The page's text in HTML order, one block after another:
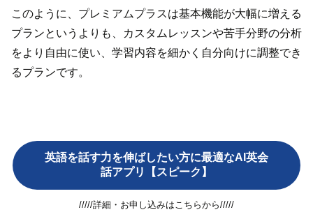
このように、プレミアムプラスは基本機能が大幅に増える
プランというよりも、カスタムレッスンや苦手分野の分析
をより自由に使い、学習内容を細かく自分向けに調整でき
るプランです。
英語を話す力を伸ばしたい方に最適なAI英会
話アプリ【スピーク】
/////詳細・お申し込みはこちらから/////